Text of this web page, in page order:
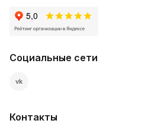
Социальные сети
vk
Контакты